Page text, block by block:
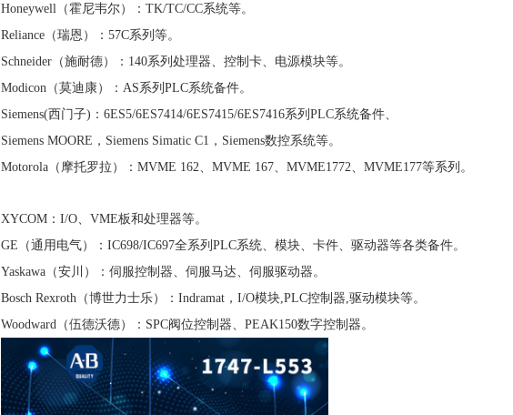
Honeywell（霍尼韦尔）：TK/TC/CC系统等。
Reliance（瑞恩）：57C系列等。
Schneider（施耐德）：140系列处理器、控制卡、电源模块等。
Modicon（莫迪康）：AS系列PLC系统备件。
Siemens(西门子)：6ES5/6ES7414/6ES7415/6ES7416系列PLC系统备件、
Siemens MOORE，Siemens Simatic C1，Siemens数控系统等。
Motorola（摩托罗拉）：MVME 162、MVME 167、MVME1772、MVME177等系列。
XYCOM：I/O、VME板和处理器等。
GE（通用电气）：IC698/IC697全系列PLC系统、模块、卡件、驱动器等各类备件。
Yaskawa（安川）：伺服控制器、伺服马达、伺服驱动器。
Bosch Rexroth（博世力士乐）：Indramat，I/O模块,PLC控制器,驱动模块等。
Woodward（伍德沃德）：SPC阀位控制器、PEAK150数字控制器。